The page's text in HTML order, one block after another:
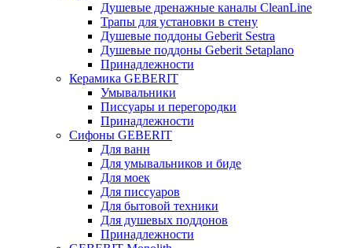
Душевые дренажные каналы CleanLine
Трапы для установки в стену
Душевые поддоны Geberit Sestra
Душевые поддоны Geberit Setaplano
Принадлежности
Керамика GEBERIT
Умывальники
Писсуары и перегородки
Принадлежности
Сифоны GEBERIT
Для ванн
Для умывальников и биде
Для моек
Для писсуаров
Для бытовой техники
Для душевых поддонов
Принадлежности